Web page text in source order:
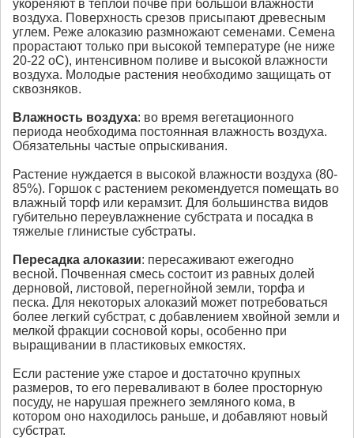
укореняют в теплой почве при большой влажности
воздуха. Поверхность срезов присыпают древесным
углем. Реже алоказию размножают семенами. Семена
прорастают только при высокой температуре (не ниже
20-22 оС), интенсивном поливе и высокой влажности
воздуха. Молодые растения необходимо защищать от
сквозняков.
Влажность воздуха: во время вегетационного
периода необходима постоянная влажность воздуха.
Обязательны частые опрыскивания.
Растение нуждается в высокой влажности воздуха (80-
85%). Горшок с растением рекомендуется помещать во
влажный торф или керамзит. Для большинства видов
губительно переувлажнение субстрата и посадка в
тяжелые глинистые субстраты.
Пересадка алоказии: пересаживают ежегодно
весной. Почвенная смесь состоит из равных долей
дерновой, листовой, перегнойной земли, торфа и
песка. Для некоторых алоказий может потребоваться
более легкий субстрат, с добавлением хвойной земли и
мелкой фракции сосновой коры, особенно при
выращивании в пластиковых емкостях.
Если растение уже старое и достаточно крупных
размеров, то его переваливают в более просторную
посуду, не нарушая прежнего земляного кома, в
котором оно находилось раньше, и добавляют новый
субстрат.